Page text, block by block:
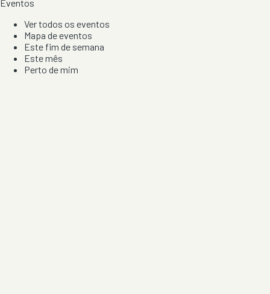
Eventos
Ver todos os eventos
Mapa de eventos
Este fim de semana
Este mês
Perto de mim